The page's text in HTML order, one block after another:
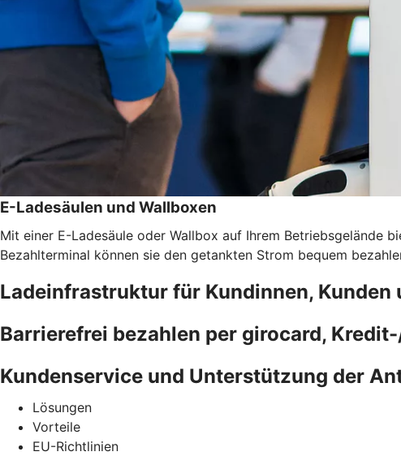
E-Ladesäulen und Wallboxen
Mit einer E-Ladesäule oder Wallbox auf Ihrem Betriebsgelände
Bezahlterminal können sie den getankten Strom bequem
Ladeinfrastruktur für Kundinnen, Kunden
Barrierefrei bezahlen per girocard,
Kundenservice und Unterstützung der
Lösungen
Vorteile
EU-Richtlinien